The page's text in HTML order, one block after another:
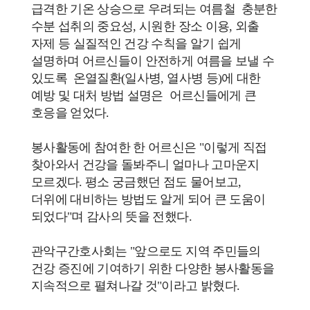
급격한 기온 상승으로 우려되는 여름철 충분한
수분 섭취의 중요성, 시원한 장소 이용, 외출
자제 등 실질적인 건강 수칙을 알기 쉽게
설명하며 어르신들이 안전하게 여름을 보낼 수
있도록 온열질환(일사병, 열사병 등)에 대한
예방 및 대처 방법 설명은 어르신들에게 큰
호응을 얻었다.
봉사활동에 참여한 한 어르신은 "이렇게 직접
찾아와서 건강을 돌봐주니 얼마나 고마운지
모르겠다. 평소 궁금했던 점도 물어보고,
더위에 대비하는 방법도 알게 되어 큰 도움이
되었다"며 감사의 뜻을 전했다.
관악구간호사회는 "앞으로도 지역 주민들의
건강 증진에 기여하기 위한 다양한 봉사활동을
지속적으로 펼쳐나갈 것"이라고 밝혔다.